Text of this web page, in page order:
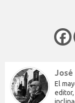
José
El